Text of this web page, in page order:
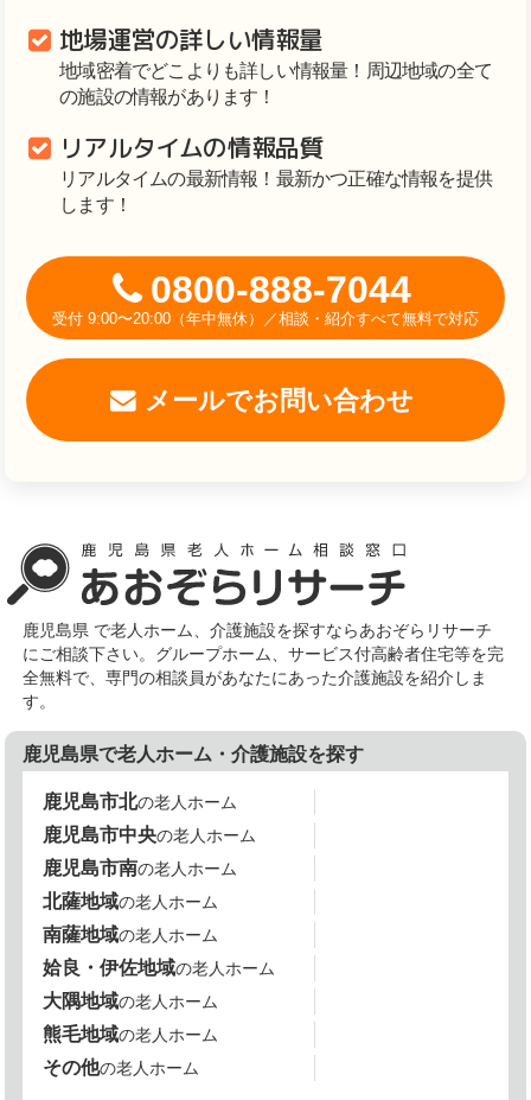
地場運営の詳しい情報量
地域密着でどこよりも詳しい情報量！周辺地域の全て
の施設の情報があります！
リアルタイムの情報品質
リアルタイムの最新情報！最新かつ正確な情報を提供
します！
0800-888-7044
受付 9:00〜20:00（年中無休）／相談・紹介すべて無料で対応
メールでお問い合わせ
鹿児島県 で老人ホーム、介護施設を探すならあおぞらリサーチ
にご相談下さい。グループホーム、サービス付高齢者住宅等を完
全無料で、専門の相談員があなたにあった介護施設を紹介しま
す。
鹿児島県で老人ホーム・介護施設を探す
鹿児島市北の老人ホーム
鹿児島市中央の老人ホーム
鹿児島市南の老人ホーム
北薩地域の老人ホーム
南薩地域の老人ホーム
姶良・伊佐地域の老人ホーム
大隅地域の老人ホーム
熊毛地域の老人ホーム
その他の老人ホーム